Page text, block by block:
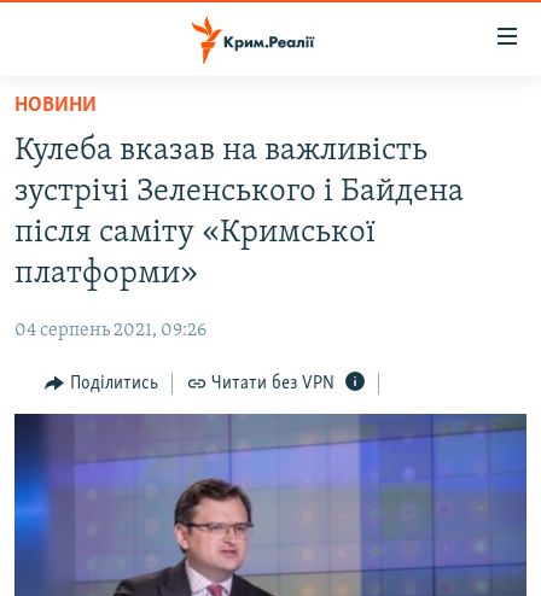
Перейти
основного
матеріалу
Перейти
до
основної
Перейти
пошуку
НОВИНИ
ВОДА.КРИМ
ВІДЕО ТА ФОТО
ПОЛІТИКА
ПОГЛЯД
ІНТЕРВ'Ю
СПЕЦПРОЕКТИ
ВІДЕОУРОКИ «ELIFBE»
ЯК ОБІЙТИ БЛОКУВАННЯ
Русский
НОВИНИ
Кулеба вказав на важливість
зустрічі Зеленського і Байдена
після саміту «Кримської
платформи»
04 серпень 2021, 09:26
Поділитись Читати без VPN